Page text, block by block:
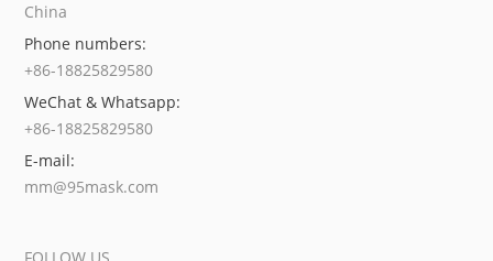
China
Phone numbers:
+86-18825829580
WeChat & Whatsapp:
+86-18825829580
E-mail:
mm@95mask.com